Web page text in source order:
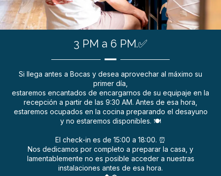
3 PM a 6 PM.✅
Si llega antes a Bocas y desea aprovechar al máximo su
primer día,
estaremos encantados de encargarnos de su equipaje en la
recepción a partir de las 9:30 AM. Antes de esa hora,
estaremos ocupados en la cocina preparando el desayuno
y no estaremos disponibles. 🍽️
El check-in es de 15:00 a 18:00. ⏰
Nos dedicamos por completo a preparar la casa, y
lamentablemente no es posible acceder a nuestras
instalaciones antes de esa hora.